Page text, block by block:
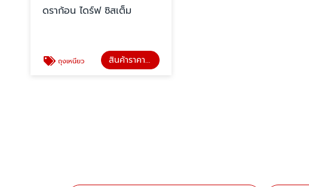
ดราก้อน ไดร์ฟ ซิสเต็ม
ถุงเหนียว สินค้าราคาโรงงานผลิตเอง